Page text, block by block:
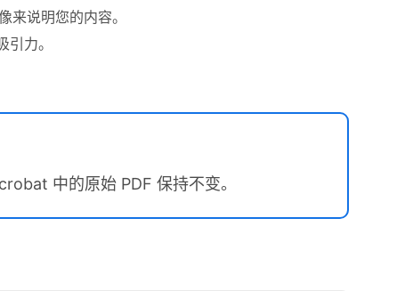
来说明您的内容。
力。
中的原始 PDF 保持不变。